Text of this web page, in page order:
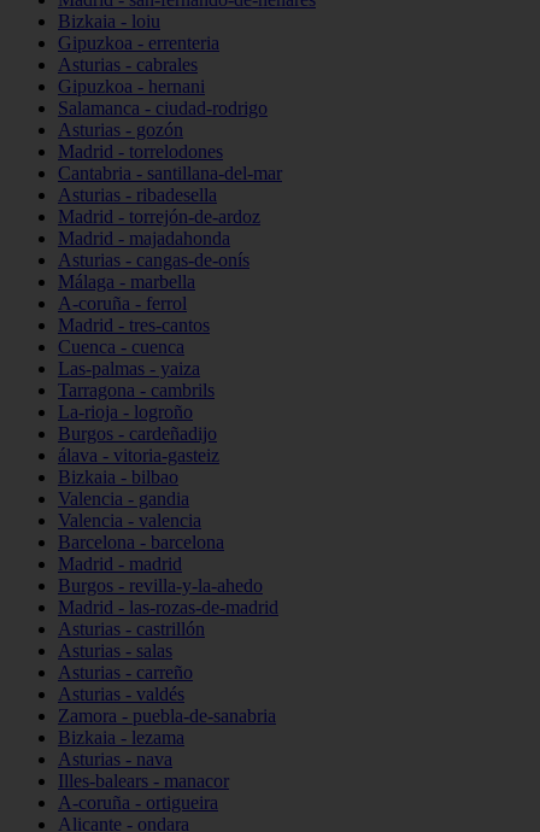
Bizkaia - loiu
Gipuzkoa - errenteria
Asturias - cabrales
Gipuzkoa - hernani
Salamanca - ciudad-rodrigo
Asturias - gozón
Madrid - torrelodones
Cantabria - santillana-del-mar
Asturias - ribadesella
Madrid - torrejón-de-ardoz
Madrid - majadahonda
Asturias - cangas-de-onís
Málaga - marbella
A-coruña - ferrol
Madrid - tres-cantos
Cuenca - cuenca
Las-palmas - yaiza
Tarragona - cambrils
La-rioja - logroño
Burgos - cardeñadijo
álava - vitoria-gasteiz
Bizkaia - bilbao
Valencia - gandia
Valencia - valencia
Barcelona - barcelona
Madrid - madrid
Burgos - revilla-y-la-ahedo
Madrid - las-rozas-de-madrid
Asturias - castrillón
Asturias - salas
Asturias - carreño
Asturias - valdés
Zamora - puebla-de-sanabria
Bizkaia - lezama
Asturias - nava
Illes-balears - manacor
A-coruña - ortigueira
Alicante - ondara